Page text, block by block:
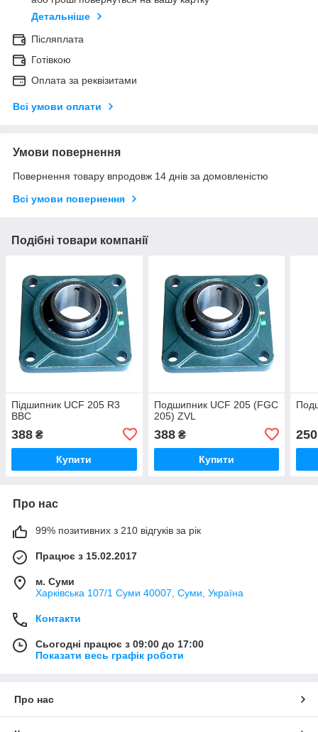
Детальніше
Післяплата
Готівкою
Оплата за реквізитами
Всі умови оплати
Умови повернення
Повернення товару впродовж 14 днів за домовленістю
Всі умови повернення
Подібні товари компанії
Підшипник UCF 205 R3
BBC
388 ₴
Купити
Подшипник UCF 205 (FGC
205) ZVL
388₴
Купити
250
Про нас
99% позитивних з 210 відгуків за рік
Працює з 15.02.2017
м. Суми
Харківська 107/1 Суми 40007, Суми, Україна
Контакти
Сьогодні працює з 09:00 до 17:00
Показати весь графік роботи
Про нас